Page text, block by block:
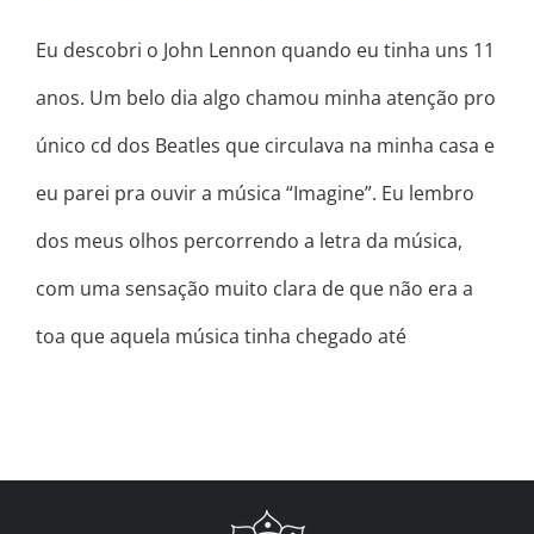
Eu descobri o John Lennon quando eu tinha uns 11
anos. Um belo dia algo chamou minha atenção pro
único cd dos Beatles que circulava na minha casa e
eu parei pra ouvir a música “Imagine”. Eu lembro
dos meus olhos percorrendo a letra da música,
com uma sensação muito clara de que não era a
toa que aquela música tinha chegado até